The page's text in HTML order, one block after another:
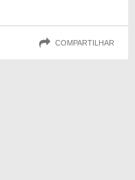
COMPARTILHAR